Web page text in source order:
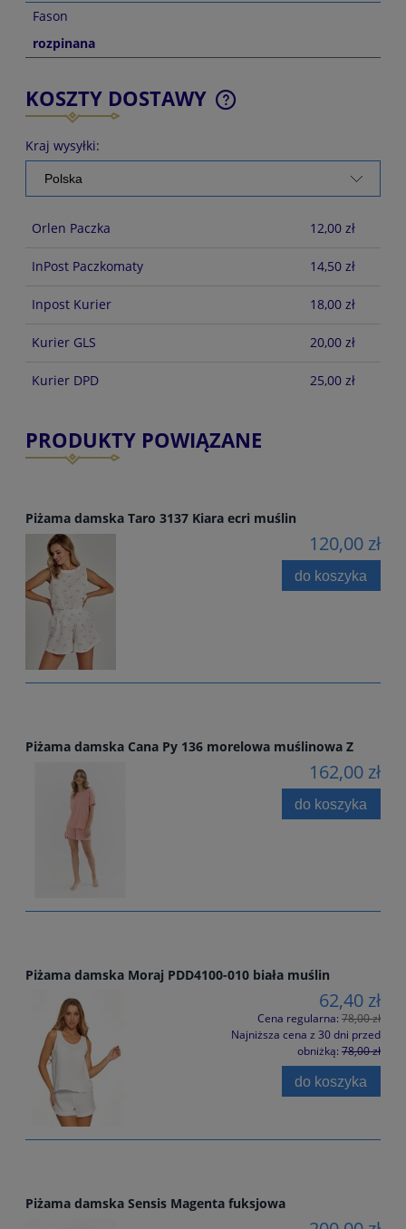
Fason
rozpinana
KOSZTY DOSTAWY
CENA NIE ZAWIERA EWENTUALNYCH KOSZTÓW
PŁATNOŚCI
Kraj wysyłki:
Orlen Paczka 12,00 zł
InPost Paczkomaty 14,50 zł
Inpost Kurier 18,00 zł
Kurier GLS 20,00 zł
Kurier DPD 25,00 zł
PRODUKTY POWIĄZANE
Piżama damska Taro 3137 Kiara ecri muślin
120,00 zł
do koszyka
Piżama damska Cana Py 136 morelowa muślinowa Z
162,00 zł
do koszyka
Piżama damska Moraj PDD4100-010 biała muślin
62,40 zł
Cena regularna: 78,00 zł
Najniższa cena z 30 dni przed
obniżką: 78,00 zł
do koszyka
Piżama damska Sensis Magenta fuksjowa